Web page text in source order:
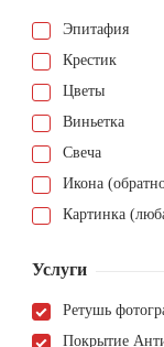
Эпитафия
Крестик
Цветы
Виньетка
Свеча
Икона
Картинка
Услуги
Ретушь
Покрытие